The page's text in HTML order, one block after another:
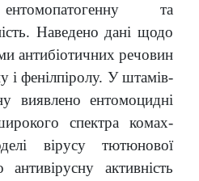
та
Наведено дані щодо
антибіотичних речовин
фенілпіролу. У штамів-
виявлено ентомоцидні
спектра комах-
вірусу тютюнової
антивірусну активність